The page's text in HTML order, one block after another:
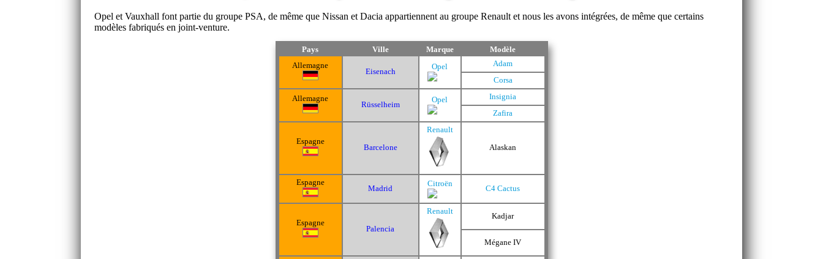
Opel et Vauxhall font partie du groupe PSA, de même que Nissan et Dacia appartiennent au groupe Renault et nous les avons intégrées, de même que certains
modèles fabriqués en joint-venture.
Pays Ville Marque
Modèle
Allemagne
Eisenach
Opel
Adam
Corsa
Allemagne
Rüsselheim
Opel
Insignia
Zafira
Espagne
Barcelone
Renault
Alaskan
Espagne
Madrid
Citroën
C4 Cactus
Espagne
Palencia
Renault
Kadjar
Mégane IV